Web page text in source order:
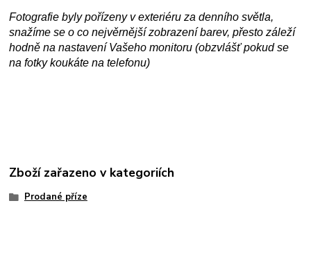
Fotografie byly pořízeny v exteriéru za denního světla,
snažíme se o co nejvěrnější zobrazení barev, přesto záleží
hodně na nastavení Vašeho monitoru (obzvlášť pokud se
na fotky koukáte na telefonu)
Zboží zařazeno v kategoriích
Prodané příze